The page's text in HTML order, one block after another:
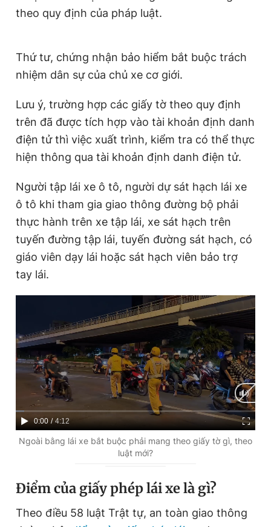
theo quy định của pháp luật.
Thứ tư, chứng nhận bảo hiểm bắt buộc trách
nhiệm dân sự của chủ xe cơ giới.
Lưu ý, trường hợp các giấy tờ theo quy định
trên đã được tích hợp vào tài khoản định danh
điện tử thì việc xuất trình, kiểm tra có thể thực
hiện thông qua tài khoản định danh điện tử.
Người tập lái xe ô tô, người dự sát hạch lái xe
ô tô khi tham gia giao thông đường bộ phải
thực hành trên xe tập lái, xe sát hạch trên
tuyến đường tập lái, tuyến đường sát hạch, có
giáo viên dạy lái hoặc sát hạch viên bảo trợ
tay lái.
C
u
e
n
0:00 / D
u
t
i
4:12
Ngoài bằng lái xe bắt buộc phải mang theo giấy tờ gì, theo
luật mới?
Điểm của giấy phép lái xe là gì?
Theo điều 58 luật Trật tự, an toàn giao thông